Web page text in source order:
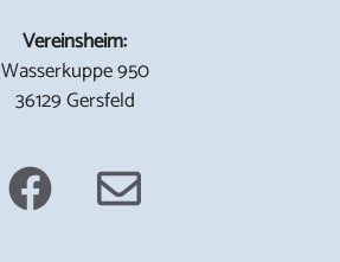
Vereinsheim:
Wasserkuppe 950
36129 Gersfeld